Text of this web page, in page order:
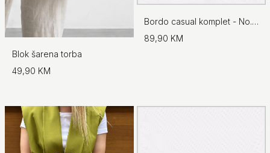
Blok šarena torba
49,90 KM
Bordo casual komplet - No.97
89,90 KM